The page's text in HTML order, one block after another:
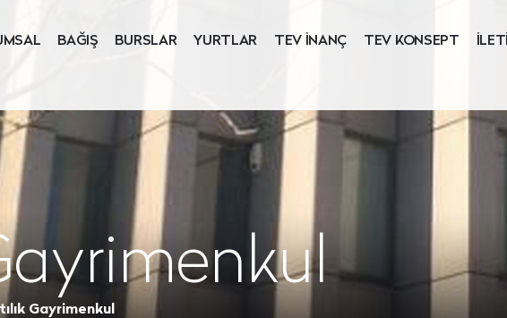
BAĞIŞ BURSLAR YURTLAR TEV İNANÇ TEV KONSEPT
Gayrimenkul